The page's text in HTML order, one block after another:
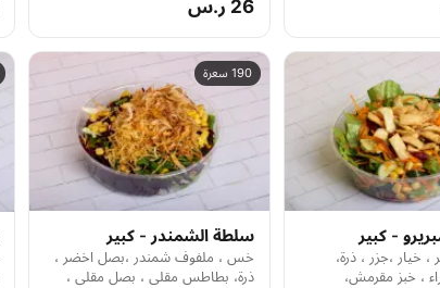
26 ر.س
- كبير
خيار ،جزر ، ذرة،
، خبز مقرمش،
190 سعرة
سلطة الشمندر - كبير
خس ، ملفوف شمندر ،بصل اخضر ،
ذرة، بطاطس مقلي ، بصل مقلي ،